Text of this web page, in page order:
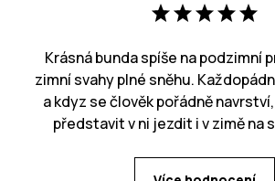
Krásná bunda spíše na podzimní
zimní svahy plné sněhu.
a kdyz se člověk pořádně
představit v ni jezdit i v zimě na